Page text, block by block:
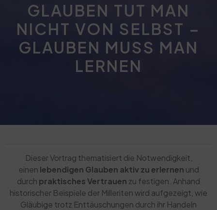
GLAUBEN TUT MAN
NICHT VON SELBST –
GLAUBEN MUSS MAN
LERNEN
Dieser Vortrag thematisiert die Notwendigkeit,
einen lebendigen Glauben aktiv zu erlernen und
durch praktisches Vertrauen zu festigen. Anhand
historischer Beispiele der Milleriten wird aufgezeigt, wie
Gläubige trotz Enttäuschungen durch ihr Handeln